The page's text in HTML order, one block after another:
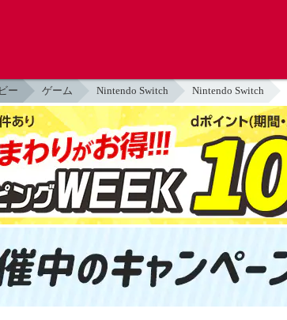
ー ゲーム Nintendo Switch Nintendo Switch